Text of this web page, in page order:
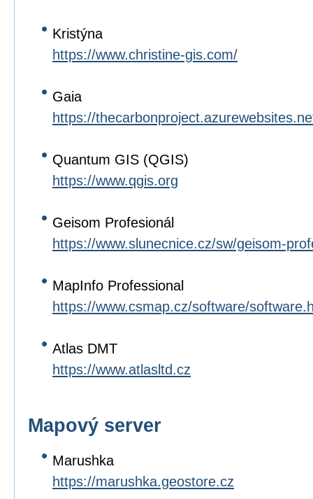
Kristýna
https://www.christine-gis.com/
Gaia
https://
Quantum GIS (QGIS)
https://www.qgis.org
Geisom Profesionál
https://www.slunecnice.cz/sw/geisom-
MapInfo Professional
https://www.csmap.cz/software/
Atlas DMT
https://www.atlasltd.cz
Mapový server
Marushka
https://marushka.geostore.cz